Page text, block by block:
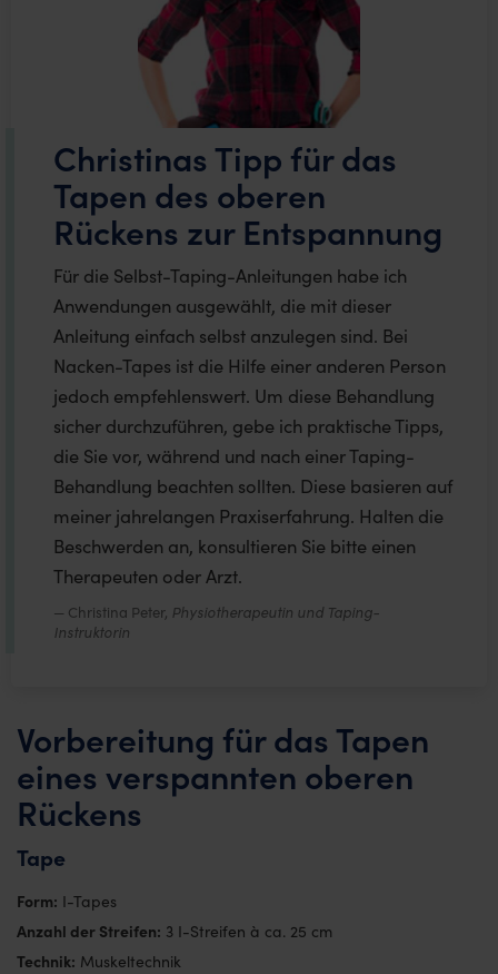
Christinas Tipp für das
Tapen des oberen
Rückens zur Entspannung
Für die Selbst-Taping-Anleitungen habe ich
Anwendungen ausgewählt, die mit dieser
Anleitung einfach selbst anzulegen sind. Bei
Nacken-Tapes ist die Hilfe einer anderen Person
jedoch empfehlenswert. Um diese Behandlung
sicher durchzuführen, gebe ich praktische Tipps,
die Sie vor, während und nach einer Taping-
Behandlung beachten sollten. Diese basieren auf
meiner jahrelangen Praxiserfahrung. Halten die
Beschwerden an, konsultieren Sie bitte einen
Therapeuten oder Arzt.
Christina Peter, Physiotherapeutin und Taping-
Instruktorin
Vorbereitung für das Tapen
eines verspannten oberen
Rückens
Tape
Form: I-Tapes
Anzahl der Streifen: 3 I-Streifen à ca. 25 cm
Technik: Muskeltechnik